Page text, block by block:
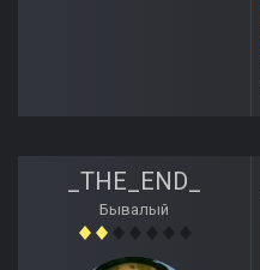
_THE_END_
Бывалый